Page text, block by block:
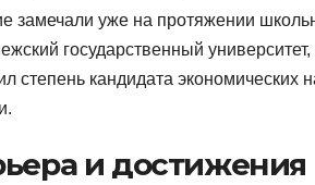
замечали уже на протяжении
государственный
степень кандидата экономических
и достижения